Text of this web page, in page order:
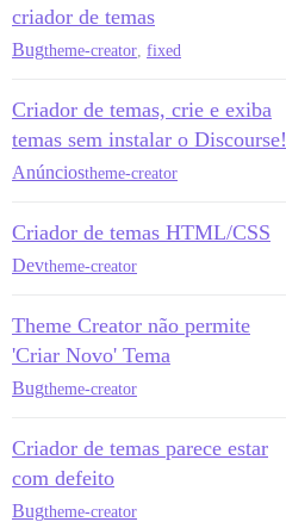
criador de temas
Bugtheme-creator fixed
Criador de temas, crie e exiba
temas sem instalar o Discourse!
Anúnciostheme-creator
Criador de temas HTML/CSS
Devtheme-creator
Theme Creator não permite
'Criar Novo' Tema
Bugtheme-creator
Criador de temas parece estar
com defeito
Bugtheme-creator